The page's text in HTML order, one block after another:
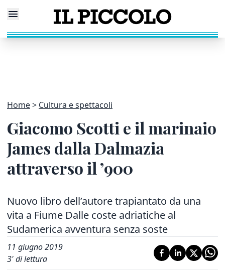
Home Cultura e spettacoli
Giacomo Scotti e il marinaio
James dalla Dalmazia
attraverso il ’900
Nuovo libro dell’autore trapiantato da una
vita a Fiume Dalle coste adriatiche al
Sudamerica avventura senza soste
11 giugno 2019
3' di lettura